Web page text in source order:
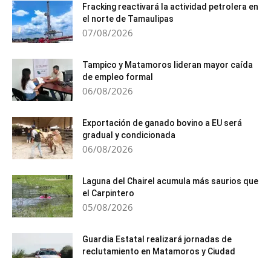
Fracking reactivará la actividad petrolera en
el norte de Tamaulipas
07/08/2026
Tampico y Matamoros lideran mayor caída
de empleo formal
06/08/2026
Exportación de ganado bovino a EU será
gradual y condicionada
06/08/2026
Laguna del Chairel acumula más saurios que
el Carpintero
05/08/2026
Guardia Estatal realizará jornadas de
reclutamiento en Matamoros y Ciudad